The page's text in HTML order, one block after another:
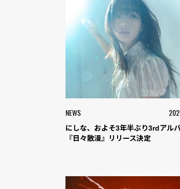
NEWS
にしな、およそ3年半ぶり3rdアル
『日々散漫』リリース決定